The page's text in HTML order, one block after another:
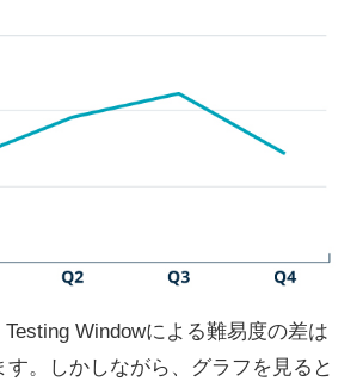
Windowによる難易度の差は
す。しかしながら、グラフを見ると